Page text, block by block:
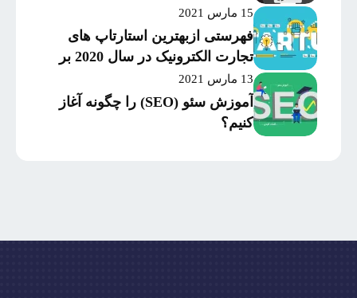
15 مارس 2021
فهرستی ازبهترین استارتاپ های
تجارت الکترونیک در سال 2020 بر
اساس میزان موفقیت و
سرمایه‌گذاری
13 مارس 2021
آموزش سئو (SEO) را چگونه آغاز
کنیم؟